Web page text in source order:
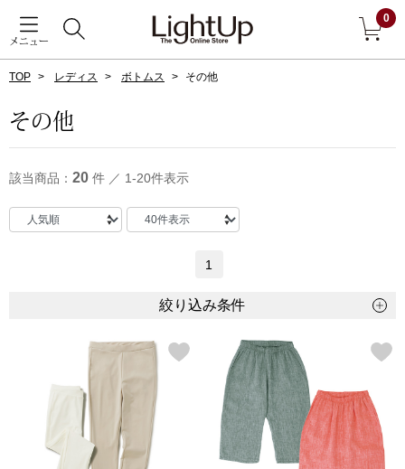
メニュー
0
すべて見る アウター
トップス
Tシャツ／カッ
TOP レディス ボトムス その他
その他
該当商品： 20 件 ／ 1-20件表示
1
絞り込み条件